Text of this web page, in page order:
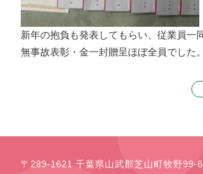
新年の抱負も発表してもらい、従業員一
無事故表彰・金一封贈呈ほぼ全員でした
〒289-1621 千葉県山武郡芝山町牧野99-6